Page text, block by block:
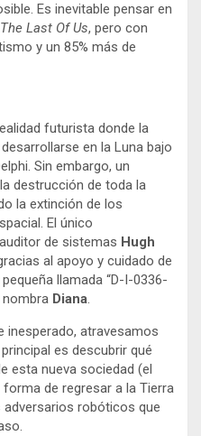
Es inevitable pensar en
The Last Of Us, pero con
y un 85% más de
futurista donde la
en la Luna bajo
Sin embargo, un
destrucción de toda la
la extinción de los
El único
de sistemas Hugh
al apoyo y cuidado de
llamada “D-I-0336-
nombra Diana.
inesperado, atravesamos
es descubrir qué
esta nueva sociedad (el
de regresar a la Tierra
robóticos que